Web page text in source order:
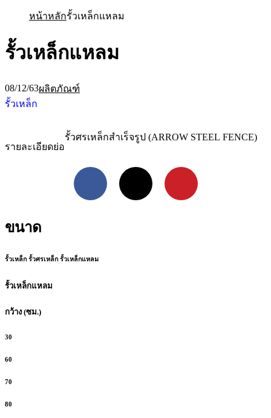
หน้าหลักรั้วเหล็กแหลม
รั้วเหล็กแหลม
08/12/63ผลิตภัณฑ์
รั้วเหล็ก
รายละเอียดย่อ
รั้วศรเหล็กสำเร็จรูป (ARROW STEEL FENCE)
ขนาด
รั้วเหล็ก รั้วศรเหล็ก รั้วเหล็กแหลม
รั้วเหล็กแหลม
กว้าง (ซม.)
30
60
70
80